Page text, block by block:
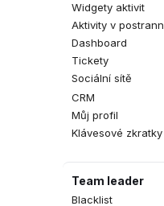
Widgety aktivit
Aktivity v
Dashboard
Tickety
Sociální sítě
Komentáře na
Komentáře na
CRM
Můj profil
Klávesové zkratky
Team leader
Blacklist